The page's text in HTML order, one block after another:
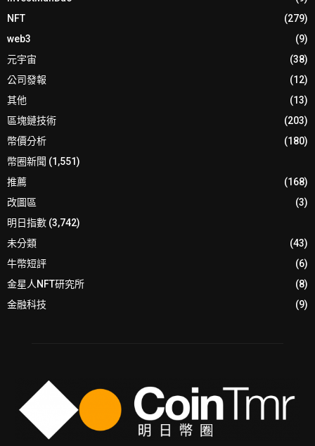
NFT
(279)
web3
(9)
元宇宙
(38)
公司發報
(12)
其他
(13)
區塊鏈技術
(203)
幣價分析
(180)
幣圈新聞 (1,551)
推薦
(168)
改圖區
(3)
明日指數 (3,742)
未分類
(43)
牛幣短評
(6)
金星人NFT研究所
(8)
金融科技
(9)